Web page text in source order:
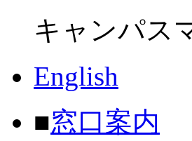
キャンパス
English
■窓口案内